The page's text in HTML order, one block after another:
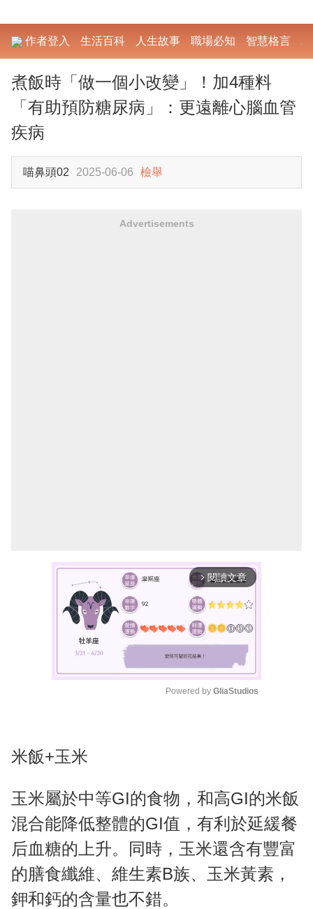
作者登入 生活百科 人生故事 職場必知 智慧格言
煮飯時「做一個小改變」！加4種料
「有助預防糖尿病」：更遠離心腦血管
疾病
喵鼻頭02 2025-06-06 檢舉
Advertisements
arrow_forward_ios 閱讀文章
Powered by GliaStudios
米飯+玉米
玉米屬於中等GI的食物，和高GI的米飯
混合能降低整體的GI值，有利於延緩餐
后血糖的上升。同時，玉米還含有豐富
的膳食纖維、維生素B族、玉米黃素，
鉀和鈣的含量也不錯。